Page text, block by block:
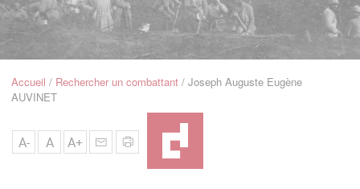
Navigation
Fil
Accueil Rechercher un combattant Joseph Auguste Eugène
AUVINET
A- A A+